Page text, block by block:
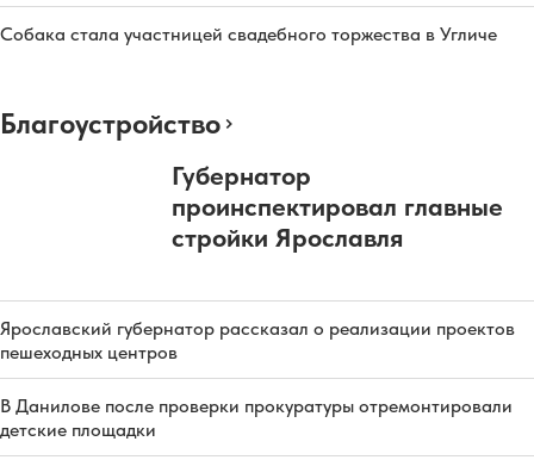
Собака стала участницей свадебного торжества в Угличе
Благоустройство
Губернатор
проинспектировал главные
стройки Ярославля
Ярославский губернатор рассказал о реализации проектов
пешеходных центров
В Данилове после проверки прокуратуры отремонтировали
детские площадки